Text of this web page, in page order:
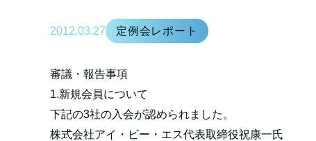
2012.03.27 定例会レポート
審議・報告事項
1.新規会員について
下記の3社の入会が認められました。
株式会社アイ・ビー・エス代表取締役祝康一氏